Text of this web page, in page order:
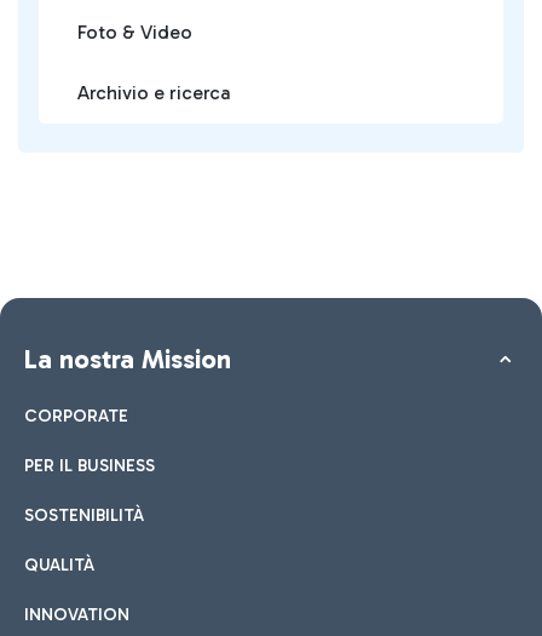
Foto & Video
Archivio e ricerca
La nostra Mission
CORPORATE
PER IL BUSINESS
SOSTENIBILITÀ
QUALITÀ
INNOVATION